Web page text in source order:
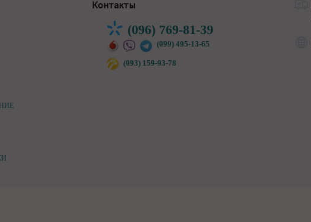
Контакты
(096) 769-81-39
(099) 495-13-65
(093) 159-93-78